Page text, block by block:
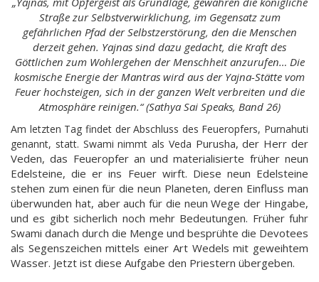
Straße zur Selbstverwirklichung, im Gegensatz zum
gefährlichen Pfad der Selbstzerstörung, den die Menschen
derzeit gehen. Yajnas sind dazu gedacht, die Kraft des
Göttlichen zum Wohlergehen der Menschheit anzurufen… Die
kosmische Energie der Mantras wird aus der Yajna-Stätte vom
Feuer hochsteigen, sich in der ganzen Welt verbreiten und die
Atmosphäre reinigen.“ (Sathya Sai Speaks, Band 26)
Am letzten Tag findet der Abschluss des Feueropfers, Purnahuti
genannt, statt. Swami nimmt als Veda Purusha, der Herr der
Veden, das Feueropfer an und materialisierte früher neun
Edelsteine, die er ins Feuer wirft. Diese neun Edelsteine
stehen zum einen für die neun Planeten, deren Einfluss man
überwunden hat, aber auch für die neun Wege der Hingabe,
und es gibt sicherlich noch mehr Bedeutungen. Früher fuhr
Swami danach durch die Menge und besprühte die Devotees
als Segenszeichen mittels einer Art Wedels mit geweihtem
Wasser. Jetzt ist diese Aufgabe den Priestern übergeben.